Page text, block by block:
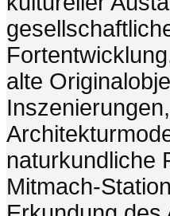
alte
Inszenierungen,
naturkundliche
Mitmach-